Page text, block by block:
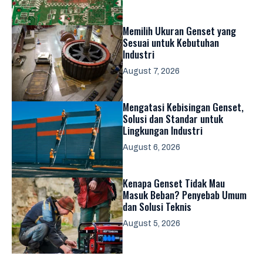
Memilih Ukuran Genset yang
Sesuai untuk Kebutuhan
Industri
August 7, 2026
Mengatasi Kebisingan Genset,
Solusi dan Standar untuk
Lingkungan Industri
August 6, 2026
Kenapa Genset Tidak Mau
Masuk Beban? Penyebab Umum
dan Solusi Teknis
August 5, 2026